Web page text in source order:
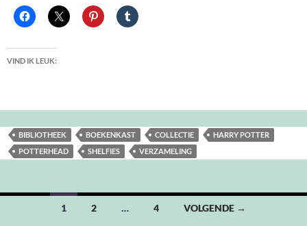
VIND IK LEUK:
BIBLIOTHEEK BOEKENKAST COLLECTIE
HARRY POTTER
POTTERHEAD
SHELFIES VERZAMELING
Berichten
1 2 … 4 VOLGENDE →